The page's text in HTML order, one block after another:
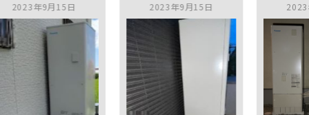
9月15日 2023年9月15日 2023年9月13